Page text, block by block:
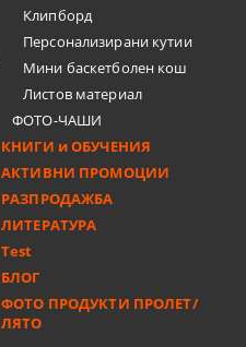
Клипборд
Персонализирани кутии
Мини баскетболен кош
Листов материал
ФОТО-ЧАШИ
КНИГИ и ОБУЧЕНИЯ
АКТИВНИ ПРОМОЦИИ
РАЗПРОДАЖБА
ЛИТЕРАТУРА
Test
БЛОГ
ФОТО ПРОДУКТИ ПРОЛЕТ/
ЛЯТО